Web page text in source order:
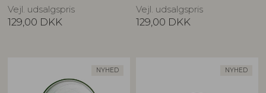
Vejl. udsalgspris
129,00 DKK
Vejl. udsalgspris
129,00 DKK
NYHED NYHED